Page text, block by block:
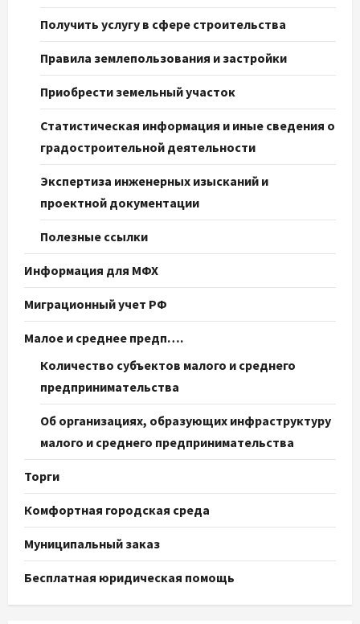
Получить услугу в сфере строительства
Правила землепользования и застройки
Приобрести земельный участок
Статистическая информация и иные сведения о
градостроительной деятельности
Экспертиза инженерных изысканий и
проектной документации
Полезные ссылки
Информация для МФХ
Миграционный учет РФ
Малое и среднее предп….
Количество субъектов малого и среднего
предпринимательства
Об организациях, образующих инфраструктуру
малого и среднего предпринимательства
Торги
Комфортная городская среда
Муниципальный заказ
Бесплатная юридическая помощь